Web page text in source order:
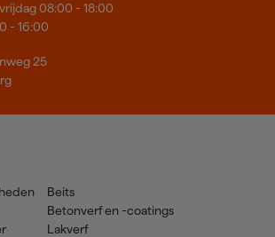
08:00 - 18:00
- 16:00
25
Beits
Betonverf en -coatings
Lakverf